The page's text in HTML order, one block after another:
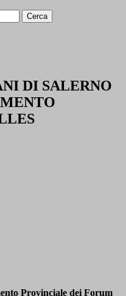
DI SALERNO
Provinciale dei Forum